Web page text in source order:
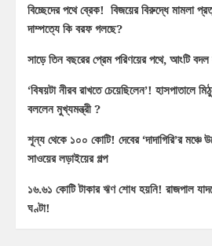
বিচ্ছেদের পথে ব্রেক! বিজয়ের বিরুদ্ধে মামলা
দাম্পত্যে কি বরফ গলছে?
সাড়ে তিন বছরের প্রেম পরিণয়ের পথে, আংটি
‘বিষয়টা নীরব রাখতে চেয়েছিলেন’! হাসপাতালে
বললেন মুখ্যমন্ত্রী ?
শূন্য থেকে ১০০ কোটি! দেবের ‘দাদাগিরি’র মঞ্চে
সাওয়ের লড়াইয়ের গল্প
১৬.৬১ কোটি টাকার ঋণ শোধ হয়নি! রাজপাল
ঘণ্টা!